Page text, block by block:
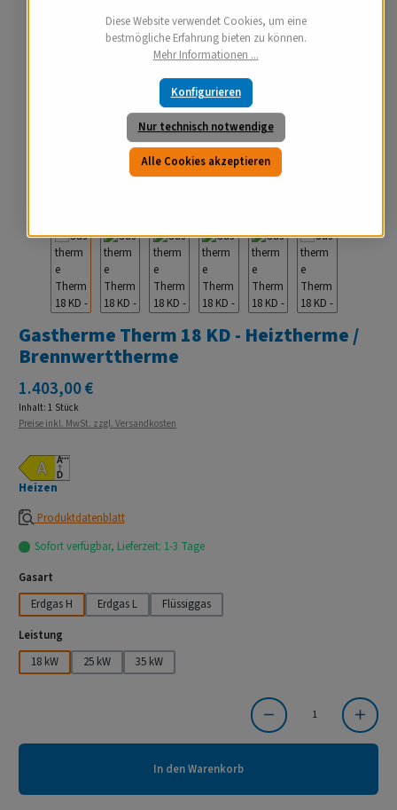
Gastherme Therm 18 KD - Heiztherme /
Brennwerttherme
Regulärer Preis:
1.403,00 €
Inhalt: 1 Stück
Preise inkl. MwSt. zzgl. Versandkosten
Heizen
Produktdatenblatt
Sofort verfügbar, Lieferzeit: 1-3 Tage
Gasart
Erdgas H
Erdgas L
Flüssiggas
Leistung
18 kW
25 kW 35 kW
Produkt Anzahl: Gib den gewünschten Wert ein oder benutze die Schaltflächen um die
In den Warenkorb
Diese Website verwendet Cookies, um eine
bestmögliche Erfahrung bieten zu können.
Mehr Informationen ...
Nur technisch notwendige
Konfigurieren
Alle Cookies akzeptieren